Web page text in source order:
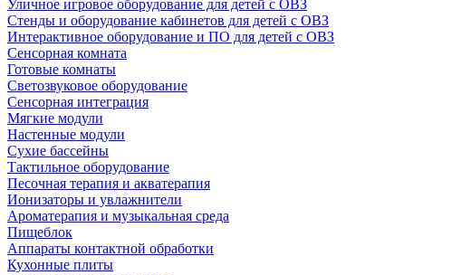
Уличное игровое оборудование для детей с ОВЗ
Стенды и оборудование кабинетов для детей с ОВЗ
Интерактивное оборудование и ПО для детей с ОВЗ
Сенсорная комната
Готовые комнаты
Светозвуковое оборудование
Сенсорная интеграция
Мягкие модули
Настенные модули
Сухие бассейны
Тактильное оборудование
Песочная терапия и акватерапия
Ионизаторы и увлажнители
Ароматерапия и музыкальная среда
Пищеблок
Аппараты контактной обработки
Кухонные плиты